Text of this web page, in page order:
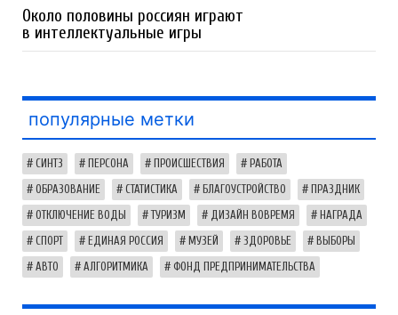
Около половины россиян играют
в интеллектуальные игры
популярные метки
СИНТЗ ПЕРСОНА ПРОИСШЕСТВИЯ РАБОТА
ОБРАЗОВАНИЕ СТАТИСТИКА БЛАГОУСТРОЙСТВО ПРАЗДНИК
ОТКЛЮЧЕНИЕ ВОДЫ ТУРИЗМ ДИЗАЙН ВОВРЕМЯ НАГРАДА
СПОРТ ЕДИНАЯ РОССИЯ МУЗЕЙ ЗДОРОВЬЕ ВЫБОРЫ
АВТО АЛГОРИТМИКА ФОНД ПРЕДПРИНИМАТЕЛЬСТВА